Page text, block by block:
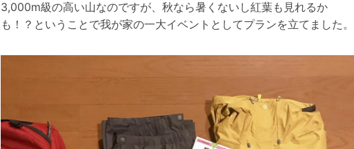
3,000m級の高い山なのですが、秋なら暑くないし紅葉も見れるか
も！？ということで我が家の一大イベントとしてプランを立てました。